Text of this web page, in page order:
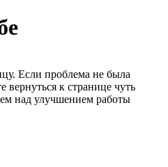
Если проблема не была
вернуться к странице чуть
над улучшением работы